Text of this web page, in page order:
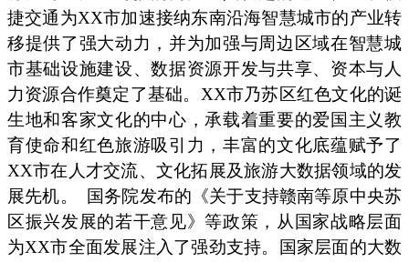
捷交通为XX市加速接纳东南沿海智慧城市的产业转
移提供了强大动力，并为加强与周边区域在智慧城
市基础设施建设、数据资源开发与共享、资本与人
力资源合作奠定了基础。XX市乃苏区红色文化的诞
生地和客家文化的中心，承载着重要的爱国主义教
育使命和红色旅游吸引力，丰富的文化底蕴赋予了
XX市在人才交流、文化拓展及旅游大数据领域的发
展先机。
国务院发布的《关于支持赣南等原中央苏
区振兴发展的若干意见》等政策，从国家战略层面
为XX市全面发展注入了强劲支持。国家层面的大数